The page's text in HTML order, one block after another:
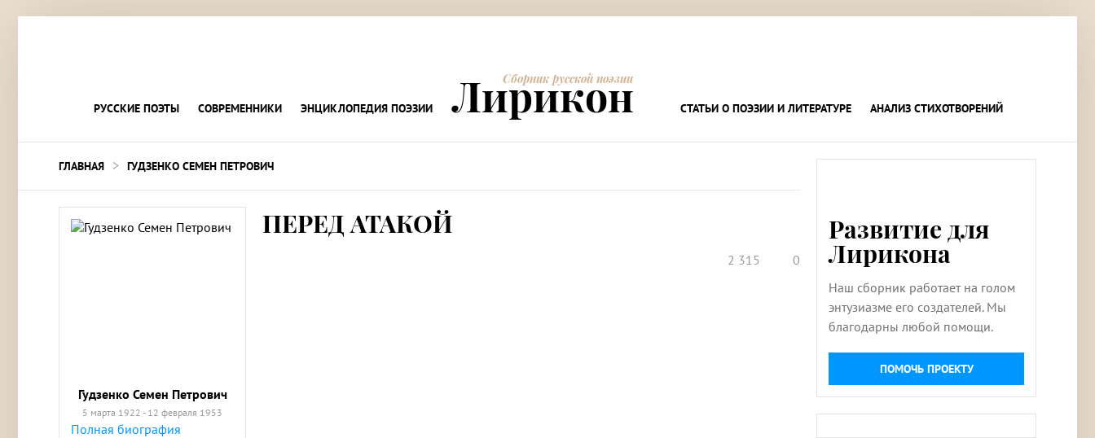
РУССКИЕ ПОЭТЫ СОВРЕМЕННИКИ ЭНЦИКЛОПЕДИЯ ПОЭЗИИ
Сборник русской поэзии
Лирикон СТАТЬИ О ПОЭЗИИ И ЛИТЕРАТУРЕ АНАЛИЗ СТИХОТВОРЕНИЙ
ГЛАВНАЯ > ГУДЗЕНКО СЕМЕН ПЕТРОВИЧ
Гудзенко Семен Петрович
5 марта 1922 - 12 февраля 1953
Полная биография
ПЕРЕД АТАКОЙ
2 315 0
Развитие для
Лирикона
Наш сборник работает на голом
энтузиазме его создателей. Мы
благодарны любой помощи.
ПОМОЧЬ ПРОЕКТУ